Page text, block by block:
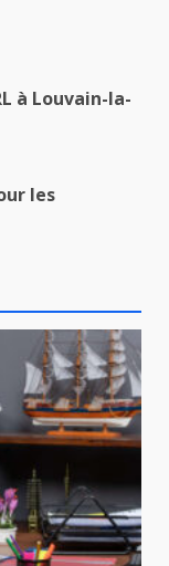
à Louvain-la-
les